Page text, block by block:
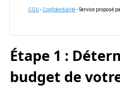
CGU - Confidentialité- Service proposé
Étape 1 :
budget de